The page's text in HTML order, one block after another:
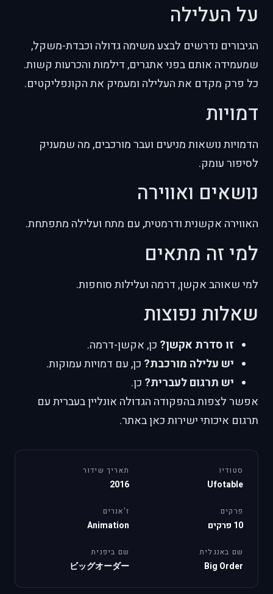
על העלילה
הגיבורים נדרשים לבצע משימה גדולה וכבדת-משקל,
שמעמידה אותם בפני אתגרים, דילמות והכרעות קשות.
כל פרק מקדם את העלילה ומעמיק את הקונפליקטים.
דמויות
הדמויות נושאות מניעים ועבר מורכבים, מה שמעניק
לסיפור עומק.
נושאים ואווירה
האווירה אקשנית ודרמטית, עם מתח ועלילה מתפתחת.
למי זה מתאים
למי שאוהב אקשן, דרמה ועלילות סוחפות.
שאלות נפוצות
זו סדרת אקשן? כן, אקשן-דרמה.
יש עלילה מורכבת? כן, עם דמויות עמוקות.
יש תרגום לעברית? כן.
אפשר לצפות בהפקודה הגדולה אונליין בעברית עם
תרגום איכותי ישירות כאן באתר.
סטודיו
Ufotable
תאריך שידור
2016
פרקים
10 פרקים
ז'אנרים
Animation
שם באנגלית
Big Order
שם ביפנית
ビッグオーダー